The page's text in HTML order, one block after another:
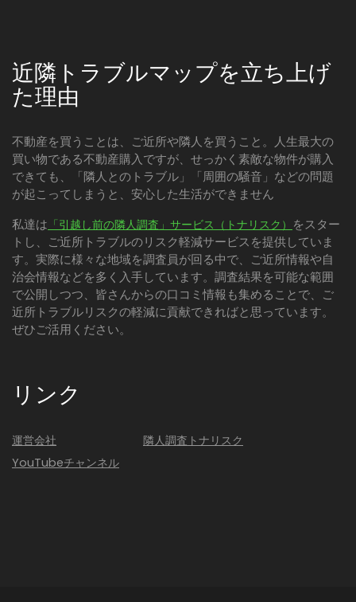
近隣トラブルマップを立ち上げ
た理由
不動産を買うことは、ご近所や隣人を買うこと。人生最大の
買い物である不動産購入ですが、せっかく素敵な物件が購入
できても、「隣人とのトラブル」「周囲の騒音」などの問題
が起こってしまうと、安心した生活ができません
私達は 「引越し前の隣人調査」サービス（トナリスク） をスター
トし、ご近所トラブルのリスク軽減サービスを提供していま
す。実際に様々な地域を調査員が回る中で、ご近所情報や自
治会情報などを多く入手しています。調査結果を可能な範囲
で公開しつつ、皆さんからの口コミ情報も集めることで、ご
近所トラブルリスクの軽減に貢献できればと思っています。
ぜひご活用ください。
リンク
運営会社
YouTubeチャンネル
隣人調査トナリスク